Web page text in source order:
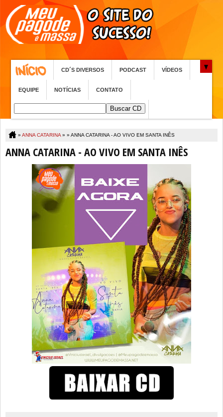
CD´S DIVERSOS PODCAST VÍDEOS
EQUIPE NOTÍCIAS CONTATO
» ANNA CATARINA » » ANNA CATARINA - AO VIVO EM SANTA INÊS
ANNA CATARINA - AO VIVO EM SANTA INÊS